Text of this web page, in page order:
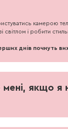
камерою
світлом і робити
днів почнуть
мені, якщо я